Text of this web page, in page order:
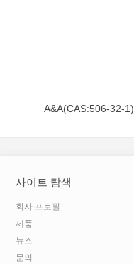
A&A(CAS:506-32-1)
사이트 탐색
회사 프로필
제품
뉴스
문의